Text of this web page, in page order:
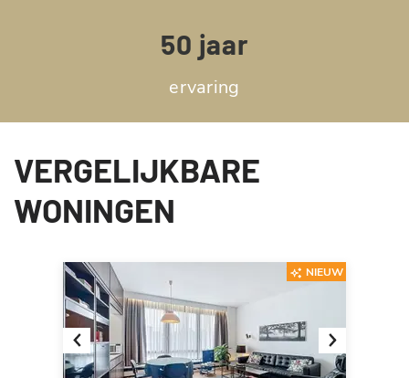
50 jaar
ervaring
VERGELIJKBARE
WONINGEN
Previous Next
NIEUW